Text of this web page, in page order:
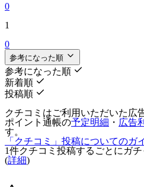
0
1
0
参考になった順
参考になった順
新着順
投稿順
クチコミはご利用いただいた広
ポイント通帳の予定明細 ・ 広告
す。
「クチコミ」投稿についてのガ
1件クチコミ投稿するごとに ガ
(詳細)